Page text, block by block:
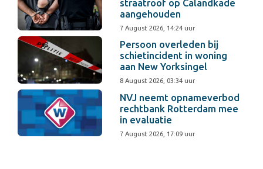
straatroof op Calandkade
aangehouden
7 August 2026, 14:24 uur
Persoon overleden bij
schietincident in woning
aan New Yorksingel
8 August 2026, 03:34 uur
NVJ neemt opnameverbod
rechtbank Rotterdam mee
in evaluatie
7 August 2026, 17:09 uur